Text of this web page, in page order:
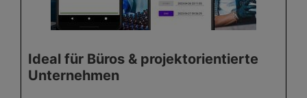
Ideal für Büros & projektorientierte
Unternehmen